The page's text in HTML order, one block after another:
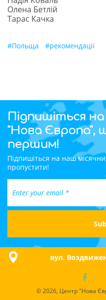
Олена Бетлій
Тарас Качка
#Польща #рекомендації
Підпишіться
"Нова Європа",
першим!
Підпишіться на наш
пропустити!
вул.
© 2026, Центр "Нова